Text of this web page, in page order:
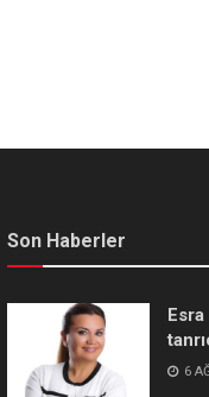
Son Haberler
Esra
6